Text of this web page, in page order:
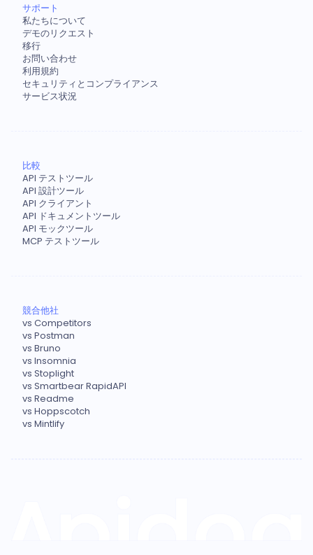
サポート
私たちについて
デモのリクエスト
移行
お問い合わせ
利用規約
セキュリティとコンプライアンス
サービス状況
比較
API テストツール
API 設計ツール
API クライアント
API ドキュメントツール
API モックツール
MCP テストツール
競合他社
vs Competitors
vs Postman
vs Bruno
vs Insomnia
vs Stoplight
vs Smartbear RapidAPI
vs Readme
vs Hoppscotch
vs Mintlify